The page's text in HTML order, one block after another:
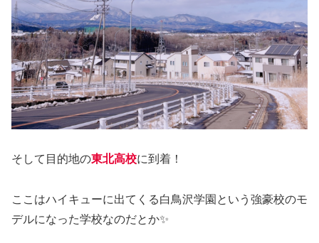
そして目的地の東北高校に到着！
ここはハイキューに出てくる白鳥沢学園という強豪校のモ
デルになった学校なのだとか✨